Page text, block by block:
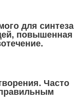
для синтеза
повышенная
Часто